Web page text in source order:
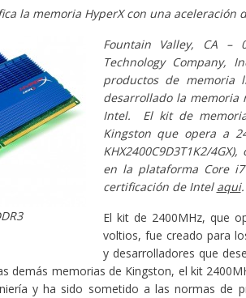
la memoria HyperX con una aceleración
Fountain Valley, CA
Technology Company,
productos de
desarrollado la memoria
Intel. El kit de
Kingston que opera a
KHX2400C9D3T1K2/
en la plataforma Core
certificación de Intel aqui.
El kit de 2400MHz, que
voltios, fue creado para
y desarrolladores que
demás memorias de Kingston, el kit
y ha sido sometido a las normas de